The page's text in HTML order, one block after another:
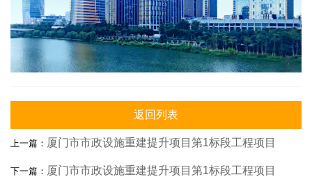
返回列表
上一篇： 厦门市市政设施重建提升项目第1标段工程项目
下一篇： 厦门市市政设施重建提升项目第1标段工程项目